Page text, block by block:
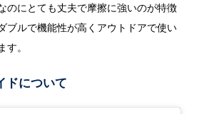
のにとても丈夫で摩擦に強いのが特徴
ブルで機能性が高くアウトドアで使い
。
ドについて